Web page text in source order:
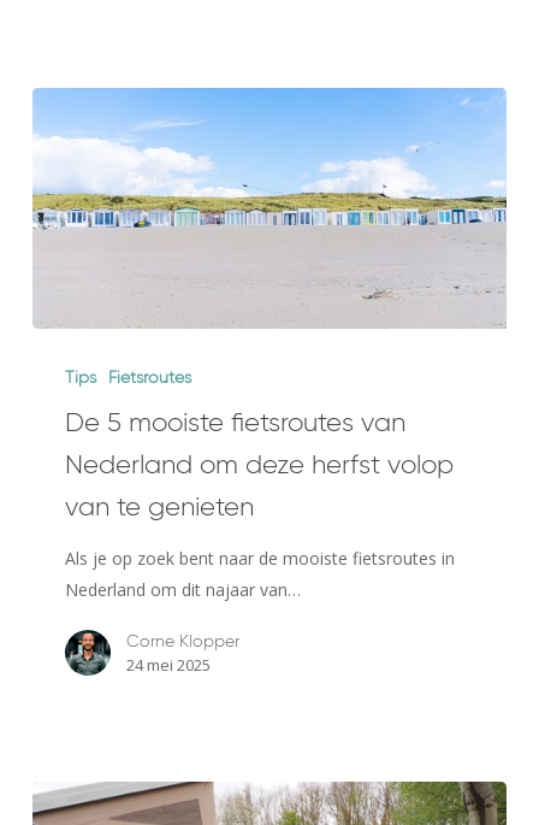
fietsroutes
Nederland
deze
herfst
Tips Fietsroutes
De 5 mooiste fietsroutes van
Nederland om deze herfst volop
van te genieten
Als je op zoek bent naar de mooiste fietsroutes in
Nederland om dit najaar van…
Corne Klopper
24 mei 2025